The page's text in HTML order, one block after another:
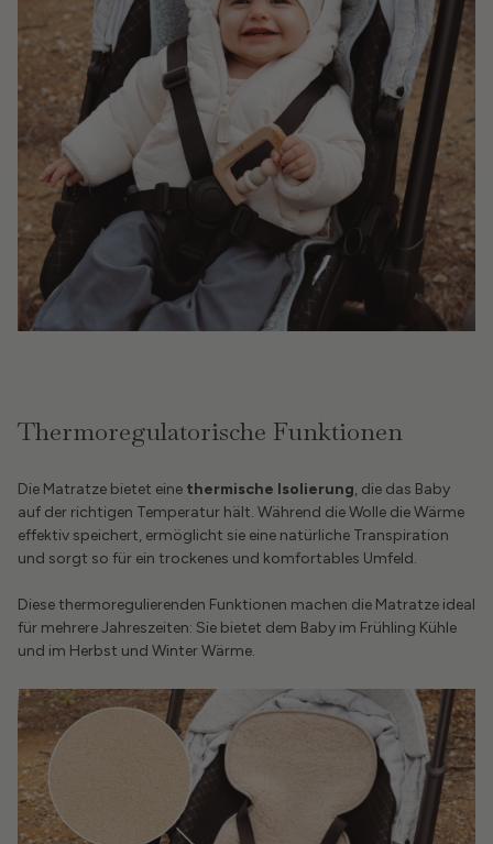
Thermoregulatorische Funktionen
Die Matratze bietet eine thermische Isolierung, die das Baby
auf der richtigen Temperatur hält. Während die Wolle die Wärme
effektiv speichert, ermöglicht sie eine natürliche Transpiration
und sorgt so für ein trockenes und komfortables Umfeld.
Diese thermoregulierenden Funktionen machen die Matratze ideal
für mehrere Jahreszeiten: Sie bietet dem Baby im Frühling Kühle
und im Herbst und Winter Wärme.